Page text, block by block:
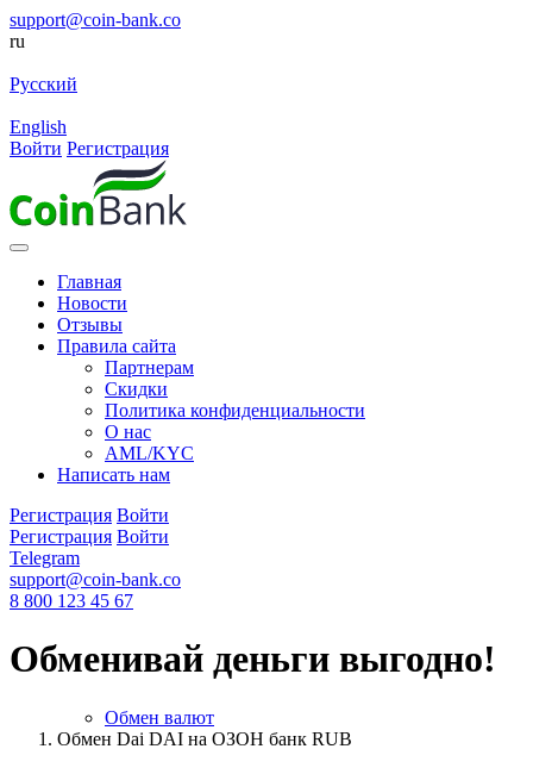
support@coin-bank.co
ru
Русский
English
Войти Регистрация
Главная
Новости
Отзывы
Правила сайта
Партнерам
Скидки
Политика конфиденциальности
О нас
AML/KYC
Написать нам
Регистрация Войти
Регистрация Войти
Telegram
support@coin-bank.co
8 800 123 45 67
Обменивай деньги выгодно!
Обмен валют
Обмен Dai DAI на ОЗОН банк RUB